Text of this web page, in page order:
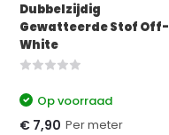
Dubbelzijdig
Gewatteerde Stof Off-
White
Op voorraad
€ 7,90 Per meter